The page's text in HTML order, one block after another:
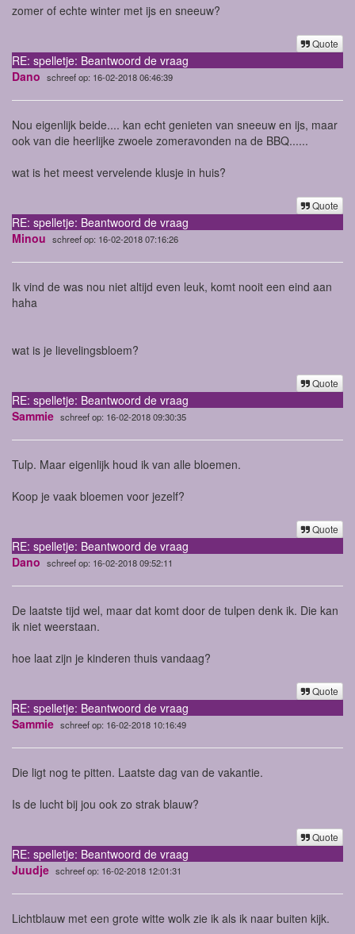
zomer of echte winter met ijs en sneeuw?
Quote
RE: spelletje: Beantwoord de vraag
Dano schreef op: 16-02-2018 06:46:39
Nou eigenlijk beide.... kan echt genieten van sneeuw en ijs, maar
ook van die heerlijke zwoele zomeravonden na de BBQ......
wat is het meest vervelende klusje in huis?
Quote
RE: spelletje: Beantwoord de vraag
Minou schreef op: 16-02-2018 07:16:26
Ik vind de was nou niet altijd even leuk, komt nooit een eind aan
haha
wat is je lievelingsbloem?
Quote
RE: spelletje: Beantwoord de vraag
Sammie schreef op: 16-02-2018 09:30:35
Tulp. Maar eigenlijk houd ik van alle bloemen.
Koop je vaak bloemen voor jezelf?
Quote
RE: spelletje: Beantwoord de vraag
Dano schreef op: 16-02-2018 09:52:11
De laatste tijd wel, maar dat komt door de tulpen denk ik. Die kan
ik niet weerstaan.
hoe laat zijn je kinderen thuis vandaag?
Quote
RE: spelletje: Beantwoord de vraag
Sammie schreef op: 16-02-2018 10:16:49
Die ligt nog te pitten. Laatste dag van de vakantie.
Is de lucht bij jou ook zo strak blauw?
Quote
RE: spelletje: Beantwoord de vraag
Juudje schreef op: 16-02-2018 12:01:31
Lichtblauw met een grote witte wolk zie ik als ik naar buiten kijk.